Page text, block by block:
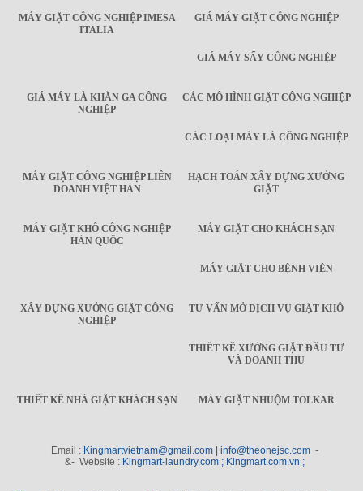
MÁY GIẶT CÔNG NGHIỆP IMESA
ITALIA
GIÁ MÁY GIẶT CÔNG NGHIỆP
GIÁ MÁY SẤY CÔNG NGHIỆP
GIÁ MÁY LÀ KHĂN GA CÔNG
NGHIỆP
CÁC MÔ HÌNH GIẶT CÔNG NGHIỆP
CÁC LOẠI MÁY LÀ CÔNG NGHIỆP
MÁY GIẶT CÔNG NGHIỆP LIÊN
DOANH VIỆT HÀN
HẠCH TOÁN XÂY DỰNG XƯỞNG
GIẶT
MÁY GIẶT KHÔ CÔNG NGHIỆP
HÀN QUỐC
MÁY GIẶT CHO KHÁCH SẠN
MÁY GIẶT CHO BỆNH VIỆN
XÂY DỰNG XƯỞNG GIẶT CÔNG
NGHIỆP
TƯ VẤN MỞ DỊCH VỤ GIẶT KHÔ
THIẾT KẾ XƯỞNG GIẶT ĐẦU TƯ
VÀ DOANH THU
THIẾT KẾ NHÀ GIẶT KHÁCH SẠN MÁY GIẶT NHUỘM TOLKAR
Email : Kingmartvietnam@gmail.com | info@theonejsc.com -
&- Website : Kingmart-laundry.com ; Kingmart.com.vn ;